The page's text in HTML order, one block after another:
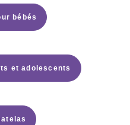
bébés
et adolescents